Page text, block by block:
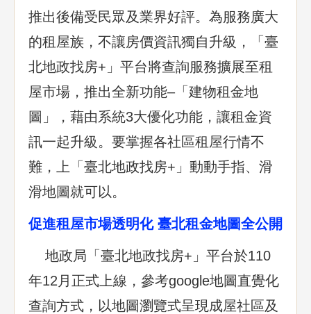
推出後備受民眾及業界好評。為服務廣大
的租屋族，不讓房價資訊獨自升級，「臺
北地政找房+」平台將查詢服務擴展至租
屋市場，推出全新功能–「建物租金地
圖」，藉由系統3大優化功能，讓租金資
訊一起升級。要掌握各社區租屋行情不
難，上「臺北地政找房+」動動手指、滑
滑地圖就可以。
促進租屋市場透明化 臺北租金地圖全公開
地政局「臺北地政找房+」平台於110
年12月正式上線，參考google地圖直覺化
查詢方式，以地圖瀏覽式呈現成屋社區及